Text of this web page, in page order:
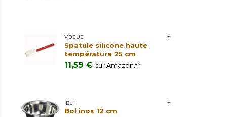
VOGUE
Spatule silicone haute
température 25 cm
11,59 € sur Amazon.fr
IBLI
Bol inox 12 cm